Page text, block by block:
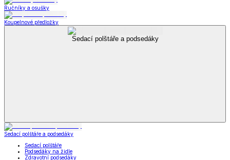
Ručníky a osušky
Koupelnové předložky
Sedací polštáře a podsedáky
Sedací polštáře a podsedáky
Sedací polštáře
Podsedáky na židle
Zdravotní podsedáky